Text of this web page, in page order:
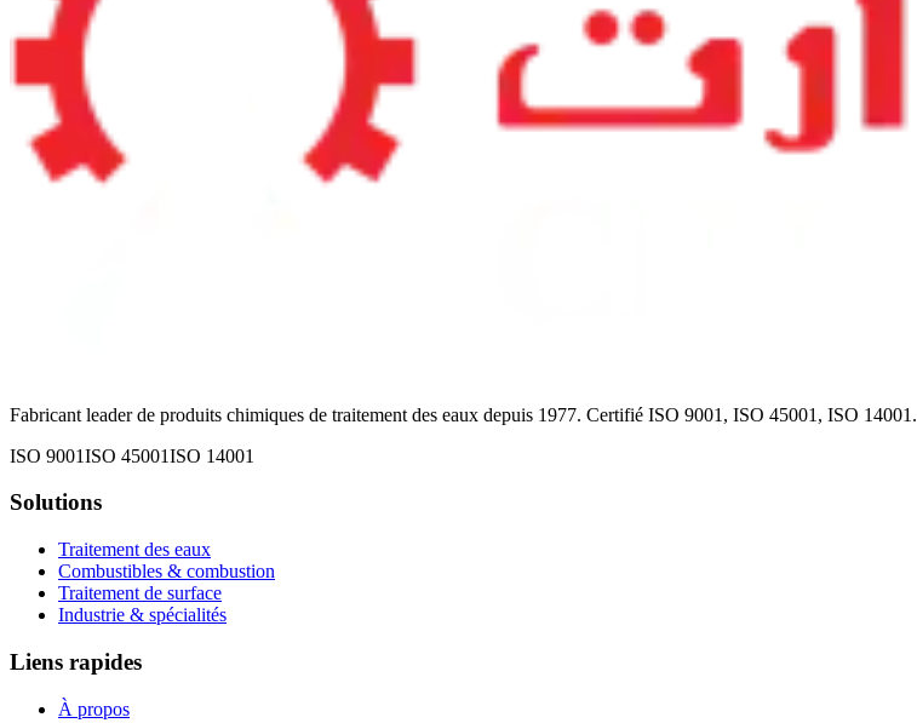
Fabricant leader de produits chimiques de traitement des eaux depuis 1977. Certifié ISO 9001, ISO 45001, ISO 14001.
ISO 9001ISO 45001ISO 14001
Solutions
Traitement des eaux
Combustibles & combustion
Traitement de surface
Industrie & spécialités
Liens rapides
À propos